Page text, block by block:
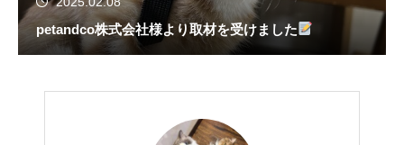
petandco株式会社様より取材を受けました